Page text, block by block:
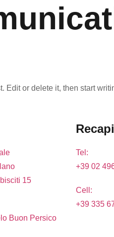
Edit or delete it, then start
15
Buon Persico
Tel:
+39 02
Cell:
+39 335